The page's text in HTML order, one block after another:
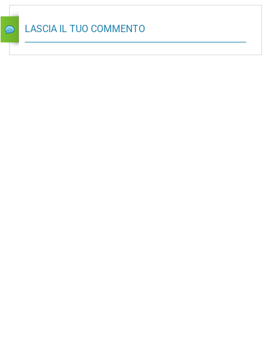
LASCIA IL TUO COMMENTO